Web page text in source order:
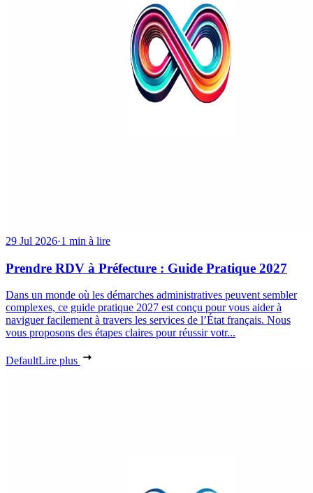
29 Jul 2026·1 min à lire
Prendre RDV à Préfecture : Guide Pratique 2027
Dans un monde où les démarches administratives peuvent sembler
complexes, ce guide pratique 2027 est conçu pour vous aider à
naviguer facilement à travers les services de l’État français. Nous
vous proposons des étapes claires pour réussir votr...
DefaultLire plus